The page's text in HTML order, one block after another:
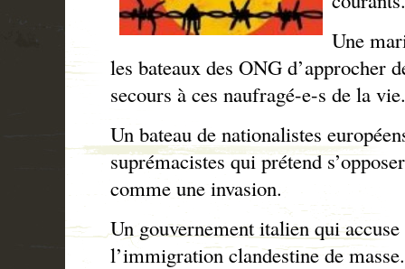
Une
les bateaux des ONG d’approcher
secours à ces naufragé-e-s de la vie.
Un bateau de nationalistes
suprémacistes qui prétend
comme une invasion.
Un gouvernement italien qui
l’immigration clandestine de masse.